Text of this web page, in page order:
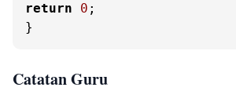
return
0 ;
}
Catatan Guru